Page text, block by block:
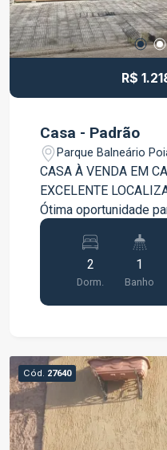
R$
Casa - Padrão
Parque Balneário
CASA À VENDA EM
EXCELENTE
Ótima oportunidade
conforto e uma
das regiões mais
Localizada em área
Spani Atacadista,
e com fácil acesso
de vida para toda a família.
imóvel: Área do terreno: 450 m² Área construída:
173 m² 02
Despensa 01
coberta Quintal amplo e
2
Dorm.
1
Banho
Cód. 27640